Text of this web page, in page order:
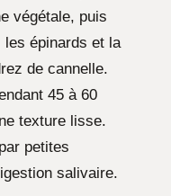
végétale, puis
les épinards et la
de cannelle.
45 à 60
texture lisse.
petites
salivaire.